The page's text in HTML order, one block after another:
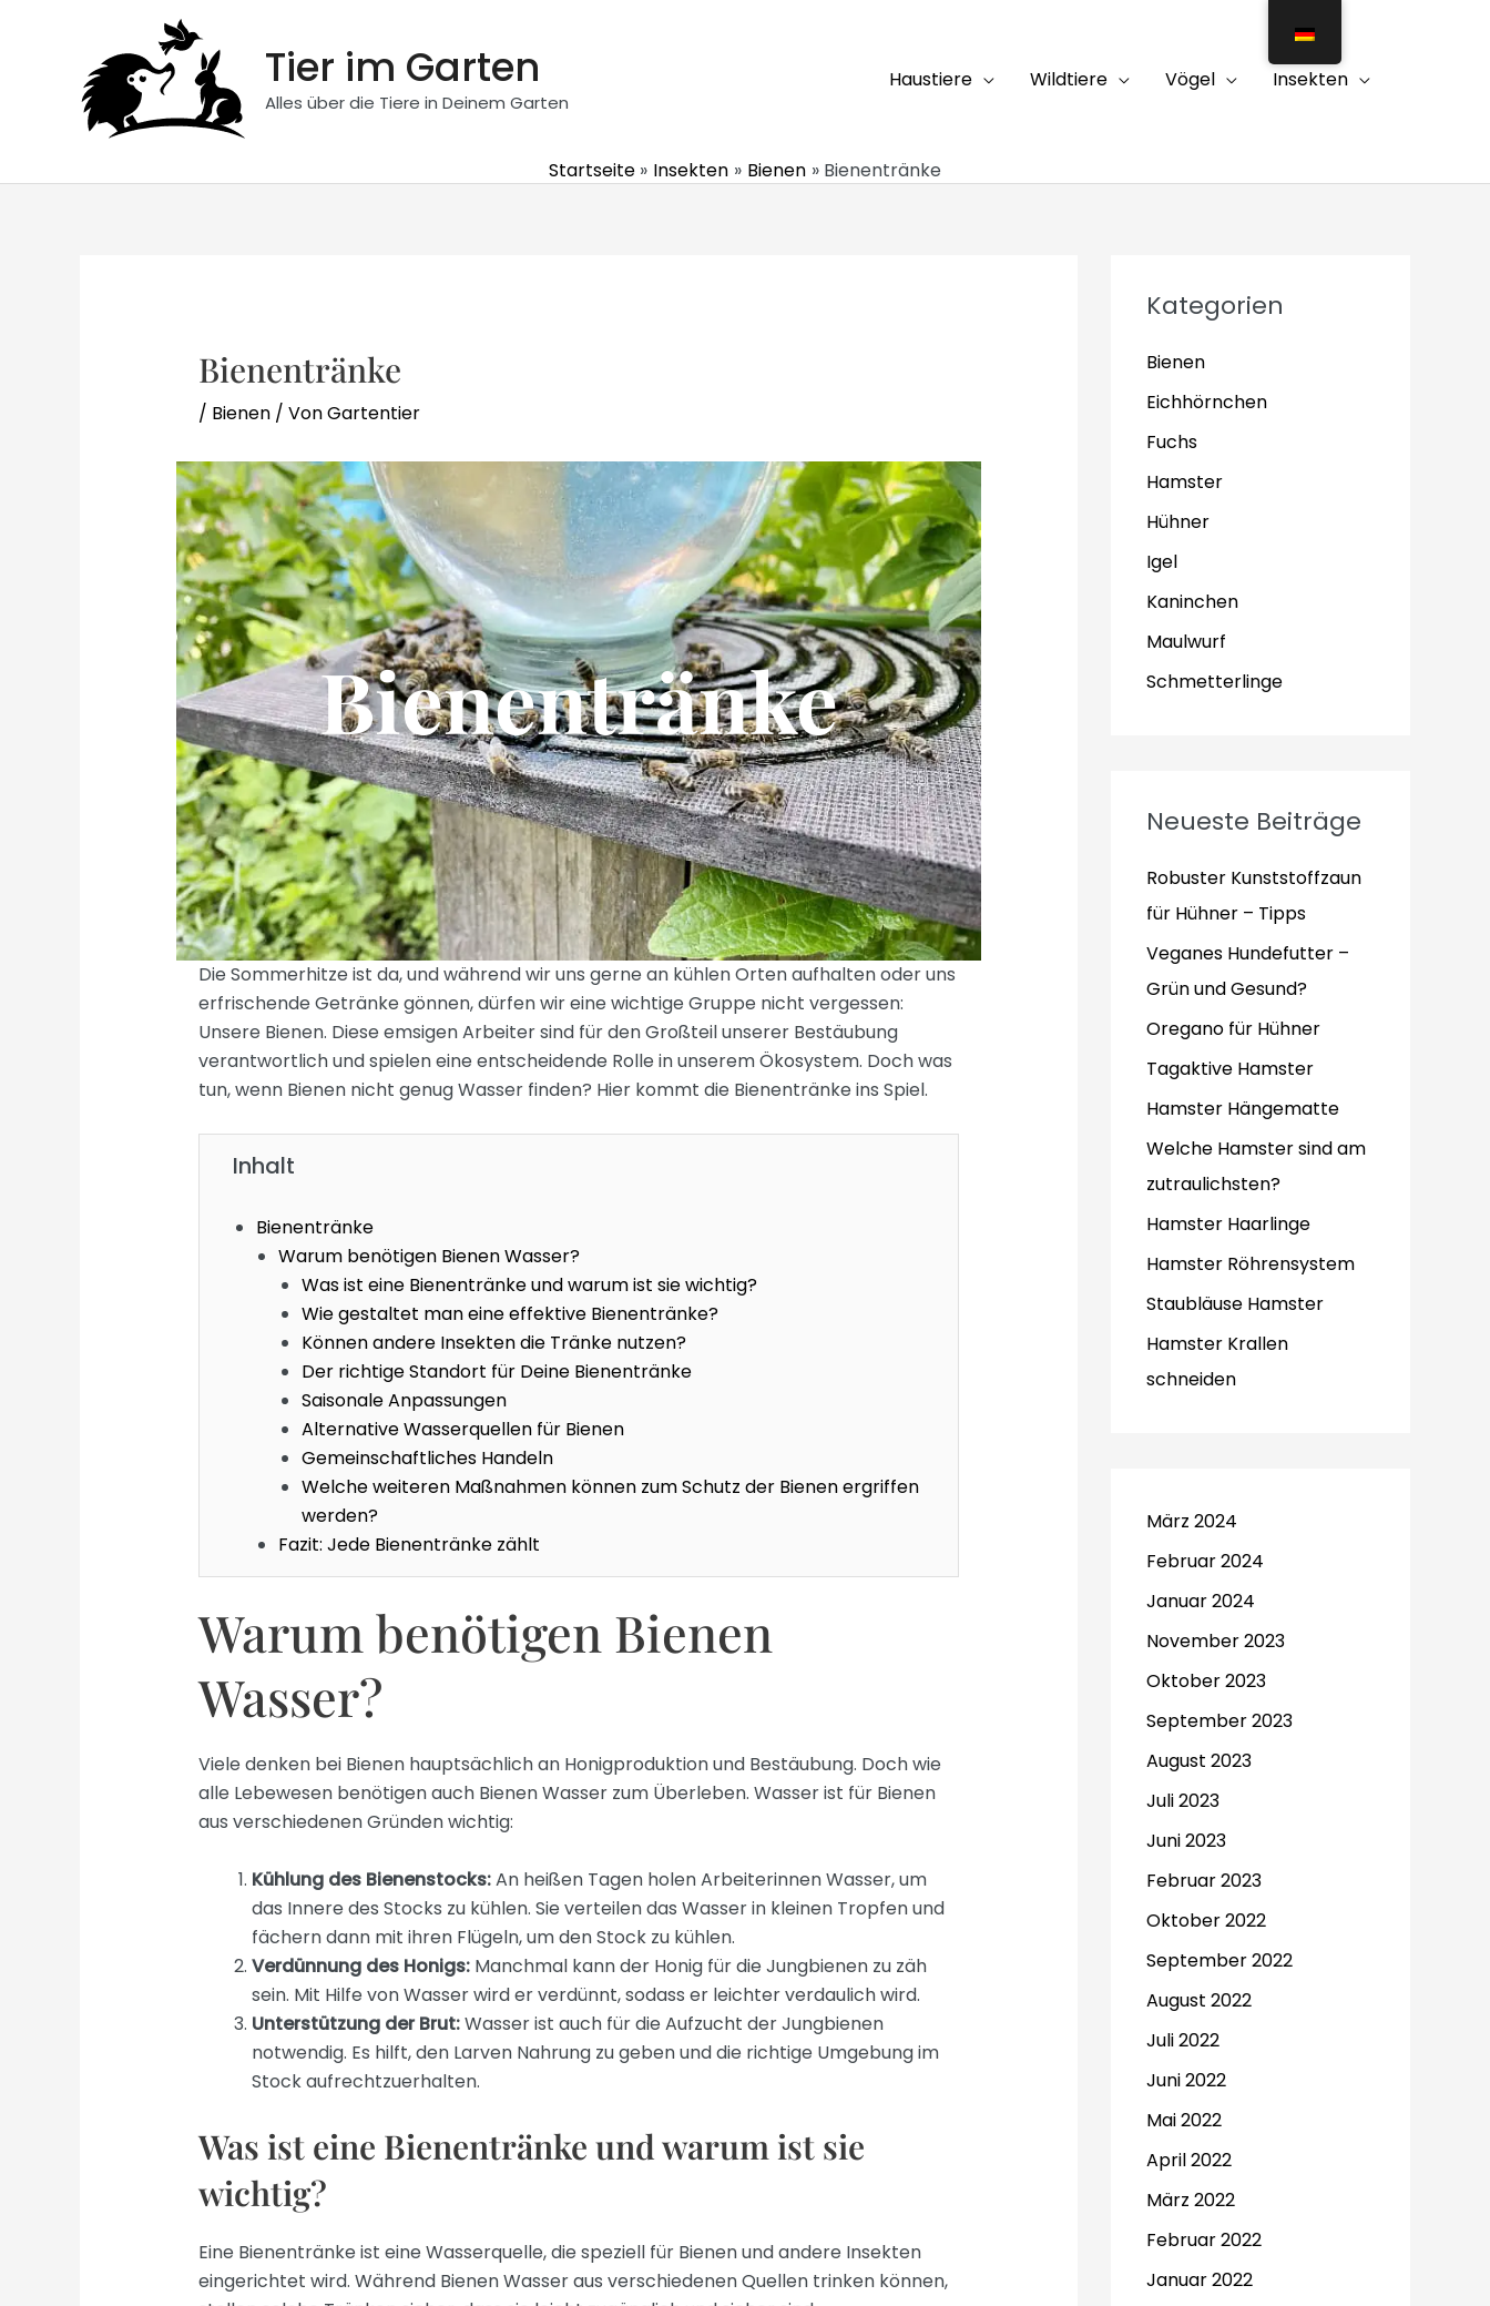
Tier im Garten
Alles über die Tiere in Deinem Garten
Haustiere Wildtiere Vögel Insekten
Startseite Insekten Bienen Bienentränke
Bienentränke
/ Bienen/ VonGartentier
Bienentränke
Die Sommerhitze ist da, und während wir uns gerne an kühlen Orten aufhalten oder uns
erfrischende Getränke gönnen, dürfen wir eine wichtige Gruppe nicht vergessen:
Unsere Bienen. Diese emsigen Arbeiter sind für den Großteil unserer Bestäubung
verantwortlich und spielen eine entscheidende Rolle in unserem Ökosystem. Doch was
tun, wenn Bienen nicht genug Wasser finden? Hier kommt die Bienentränke ins Spiel.
Inhalt
Bienentränke
Warum benötigen Bienen Wasser?
Was ist eine Bienentränke und warum ist sie wichtig?
Wie gestaltet man eine effektive Bienentränke?
Können andere Insekten die Tränke nutzen?
Der richtige Standort für Deine Bienentränke
Saisonale Anpassungen
Alternative Wasserquellen für Bienen
Gemeinschaftliches Handeln
Welche weiteren Maßnahmen können zum Schutz der Bienen ergriffen
werden?
Fazit: Jede Bienentränke zählt
Warum benötigen Bienen
Wasser?
Viele denken bei Bienen hauptsächlich an Honigproduktion und Bestäubung. Doch wie
alle Lebewesen benötigen auch Bienen Wasser zum Überleben. Wasser ist für Bienen
aus verschiedenen Gründen wichtig:
Kühlung des Bienenstocks:An heißen Tagen holen Arbeiterinnen Wasser, um
das Innere des Stocks zu kühlen. Sie verteilen das Wasser in kleinen Tropfen und
fächern dann mit ihren Flügeln, um den Stock zu kühlen.
Verdünnung des Honigs:Manchmal kann der Honig für die Jungbienen zu zäh
sein. Mit Hilfe von Wasser wird er verdünnt, sodass er leichter verdaulich wird.
Unterstützung der Brut:Wasser ist auch für die Aufzucht der Jungbienen
notwendig. Es hilft, den Larven Nahrung zu geben und die richtige Umgebung im
Stock aufrechtzuerhalten.
Was ist eine Bienentränke und warum ist sie
wichtig?
Eine Bienentränke ist eine Wasserquelle, die speziell für Bienen und andere Insekten
eingerichtet wird. Während Bienen Wasser aus verschiedenen Quellen trinken können,
Kategorien
Bienen
Eichhörnchen
Fuchs
Hamster
Hühner
Igel
Kaninchen
Maulwurf
Schmetterlinge
Neueste Beiträge
Robuster Kunststoffzaun
für Hühner – Tipps
Veganes Hundefutter –
Grün und Gesund?
Oregano für Hühner
Tagaktive Hamster
Hamster Hängematte
Welche Hamster sind am
zutraulichsten?
Hamster Haarlinge
Hamster Röhrensystem
Staubläuse Hamster
Hamster Krallen
schneiden
März 2024
Februar 2024
Januar 2024
November 2023
Oktober 2023
September 2023
August 2023
Juli 2023
Juni 2023
Februar 2023
Oktober 2022
September 2022
August 2022
Juli 2022
Juni 2022
Mai 2022
April 2022
März 2022
Februar 2022
Januar 2022